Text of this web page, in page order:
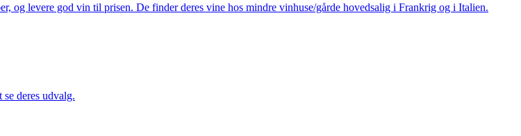
og levere god vin til prisen. De finder deres vine hos mindre vinhuse/gårde hovedsalig i Frankrig og i Italien.
deres udvalg.